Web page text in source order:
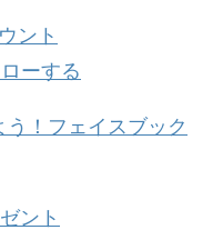
ント
ーする
う！フェイスブック
ント